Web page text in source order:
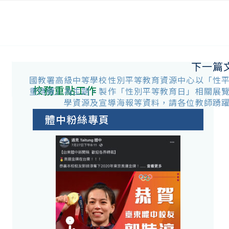
下一篇
國教署高級中等學校性別平等教育資源中心以「性
重持續」為主題，製作「性別平等教育日」相關展
學資源及宣導海報等資料，請各位教師踴
校務重點工作
體中粉絲專頁